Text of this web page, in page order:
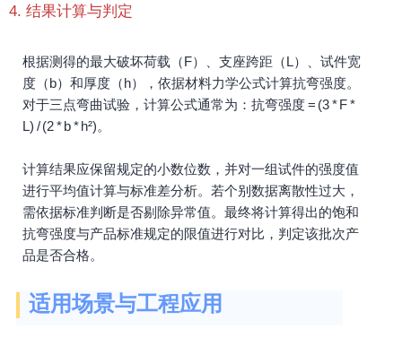
4. 结果计算与判定
根据测得的最大破坏荷载（F）、支座跨距（L）、试件宽
度（b）和厚度（h），依据材料力学公式计算抗弯强度。
对于三点弯曲试验，计算公式通常为：抗弯强度 = (3 * F *
L) / (2 * b * h²)。
计算结果应保留规定的小数位数，并对一组试件的强度值
进行平均值计算与标准差分析。若个别数据离散性过大，
需依据标准判断是否剔除异常值。最终将计算得出的饱和
抗弯强度与产品标准规定的限值进行对比，判定该批次产
品是否合格。
适用场景与工程应用